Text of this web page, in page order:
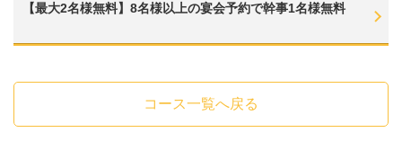
ター/キール
・【ソフトドリンク】緑茶/ウーロン茶/コーラ/ジンジャエール/オレンジュ
【最大2名様無料】8名様以上の宴会予約で幹事1名様無料
コース一覧へ戻る